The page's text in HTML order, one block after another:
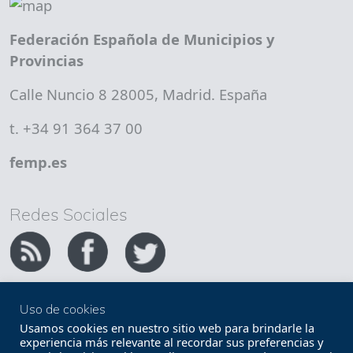
Federación Española de Municipios y
Provincias
Calle Nuncio 8 28005, Madrid. España
t. +34 91 364 37 00
femp.es
Redes Sociales
Copyright FEMP
Accesibilidad
Uso de cookies
Usamos cookies en nuestro sitio web para brindarle la
experiencia más relevante al recordar sus preferencias y